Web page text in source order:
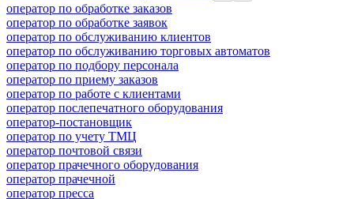
оператор по обработке заказов
оператор по обработке заявок
оператор по обслуживанию клиентов
оператор по обслуживанию торговых автоматов
оператор по подбору персонала
оператор по приему заказов
оператор по работе с клиентами
оператор послепечатного оборудования
оператор-постановщик
оператор по учету ТМЦ
оператор почтовой связи
оператор прачечного оборудования
оператор прачечной
оператор пресса